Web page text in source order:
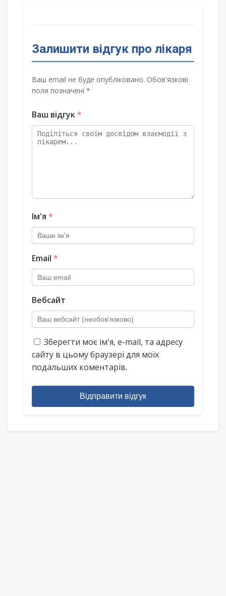
Залишити відгук про лікаря
Ваш email не буде опубліковано. Обов'язкові
поля позначені *
Ваш відгук*
Ім'я *
Email *
Вебсайт
Зберегти моє ім'я, e-mail, та адресу
сайту в цьому браузері для моїх
подальших коментарів.
Відправити відгук